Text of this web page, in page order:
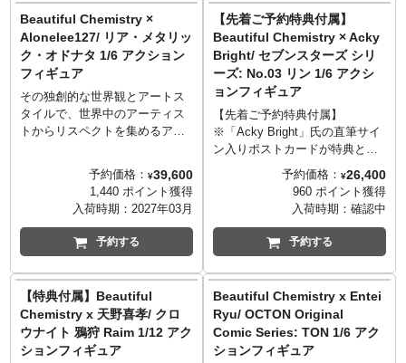
ギュアとして登場！
MINTROCKET開発チームの全面
的な監修の下、ゲーム内のボデ
ィラインに合わせた独自の体型
や5つのヘッドパーツで様々な表
情も再現。「ブルーフィンツ
ナ」を始めゲーム内のアイテム
界でもそのセンスを発揮する深
紅Gとのコラボアイテム「カル
マ」が登場。昼は国際的トップ
モデル、夜は腕利きの暗殺者で
あるカルマを洗練された顔立ち
の造形や繊細なメイク、2パター
ンの髪型を始め、細部までコダ
ワリ、その世界観ごと表現した
アーティステックなアイテムが
Beautiful Chemistry ×
Alonelee127/ リア・メタリッ
ク・オドナタ 1/6 アクション
フィギュア
その独創的な世界観とアートス
タイルで、世界中のアーティス
トからリスペクトを集めるアシ
ティブ・デザインチーム「アン
ダーバース」。その「アンダー
バース」が手がけるレーベル
「ビューティフル・ケミストリ
ー」から、毎回コラボアイテム
が注目を集めている、大阪を拠
「alonelee127」とのNEWアイテ
ム「リア・メタリック・オドナ
タ」が登場！アシンメトリーな
頭部の片側は内部骨格ディテー
ルが見えるシースルー仕様とな
予約価格： ¥39,600
1,440 ポイント獲得
入荷時期： 2027年03月
予約する
【先着ご予約特典付属】
Beautiful Chemistry × Acky
Bright/ セブンスターズ シリ
ーズ: No.03 リン 1/6 アクシ
ョンフィギュア
【先着ご予約特典付属】
※「Acky Bright」氏の直筆サイ
ン入りポストカードが特典とし
て付属いたします！
さらに「Acky Bright」氏からの
サプライズとして、特典ポスト
カードの中に直筆イラストが描
かれているカードが複数存在い
たします！
（直筆イラスト入りカードは、
了承ください。）
その独創的な世界観とアートス
タイルで、世界中のアーティス
予約価格： ¥26,400
960 ポイント獲得
入荷時期： 確認中
予約する
【特典付属】Beautiful
Chemistry x 天野喜孝/ クロ
ウナイト 鴉狩 Raim 1/12 アク
ションフィギュア
Beautiful Chemistry x Entei
Ryu/ OCTON Original
Comic Series: TON 1/6 アク
ションフィギュア